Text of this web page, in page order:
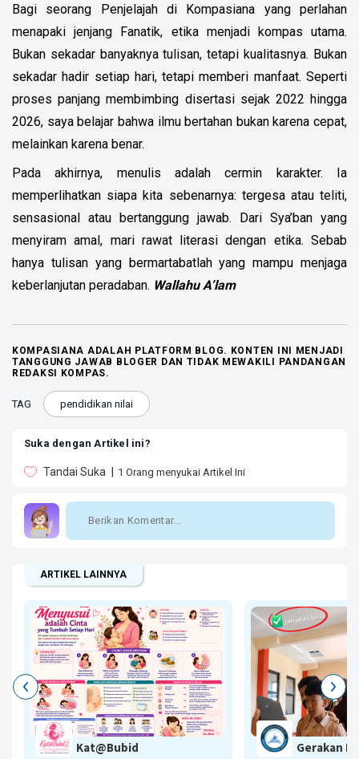
Bagi seorang Penjelajah di Kompasiana yang perlahan
menapaki jenjang Fanatik, etika menjadi kompas utama.
Bukan sekadar banyaknya tulisan, tetapi kualitasnya. Bukan
sekadar hadir setiap hari, tetapi memberi manfaat. Seperti
proses panjang membimbing disertasi sejak 2022 hingga
2026, saya belajar bahwa ilmu bertahan bukan karena cepat,
melainkan karena benar.
Pada akhirnya, menulis adalah cermin karakter. Ia
memperlihatkan siapa kita sebenarnya: tergesa atau teliti,
sensasional atau bertanggung jawab. Dari Sya’ban yang
menyiram amal, mari rawat literasi dengan etika. Sebab
hanya tulisan yang bermartabatlah yang mampu menjaga
keberlanjutan peradaban. Wallahu A’lam
KOMPASIANA ADALAH PLATFORM BLOG. KONTEN INI MENJADI
TANGGUNG JAWAB BLOGER DAN TIDAK MEWAKILI PANDANGAN
REDAKSI KOMPAS.
TAG pendidikan nilai
Suka dengan Artikel ini?
Tandai Suka 1 Orang menyukai Artikel Ini
ARTIKEL LAINNYA
Kat@Bubid Gerakan